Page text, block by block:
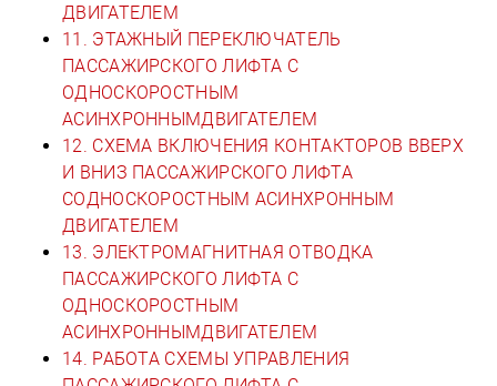
ДВИГАТЕЛЕМ
11. ЭТАЖНЫЙ ПЕРЕКЛЮЧАТЕЛЬ
ПАССАЖИРСКОГО ЛИФТА С
ОДНОСКОРОСТНЫМ
АСИНХРОННЫМДВИГАТЕЛЕМ
12. СХЕМА ВКЛЮЧЕНИЯ КОНТАКТОРОВ ВВЕРХ
И ВНИЗ ПАССАЖИРСКОГО ЛИФТА
СОДНОСКОРОСТНЫМ АСИНХРОННЫМ
ДВИГАТЕЛЕМ
13. ЭЛЕКТРОМАГНИТНАЯ ОТВОДКА
ПАССАЖИРСКОГО ЛИФТА С
ОДНОСКОРОСТНЫМ
АСИНХРОННЫМДВИГАТЕЛЕМ
14. РАБОТА СХЕМЫ УПРАВЛЕНИЯ